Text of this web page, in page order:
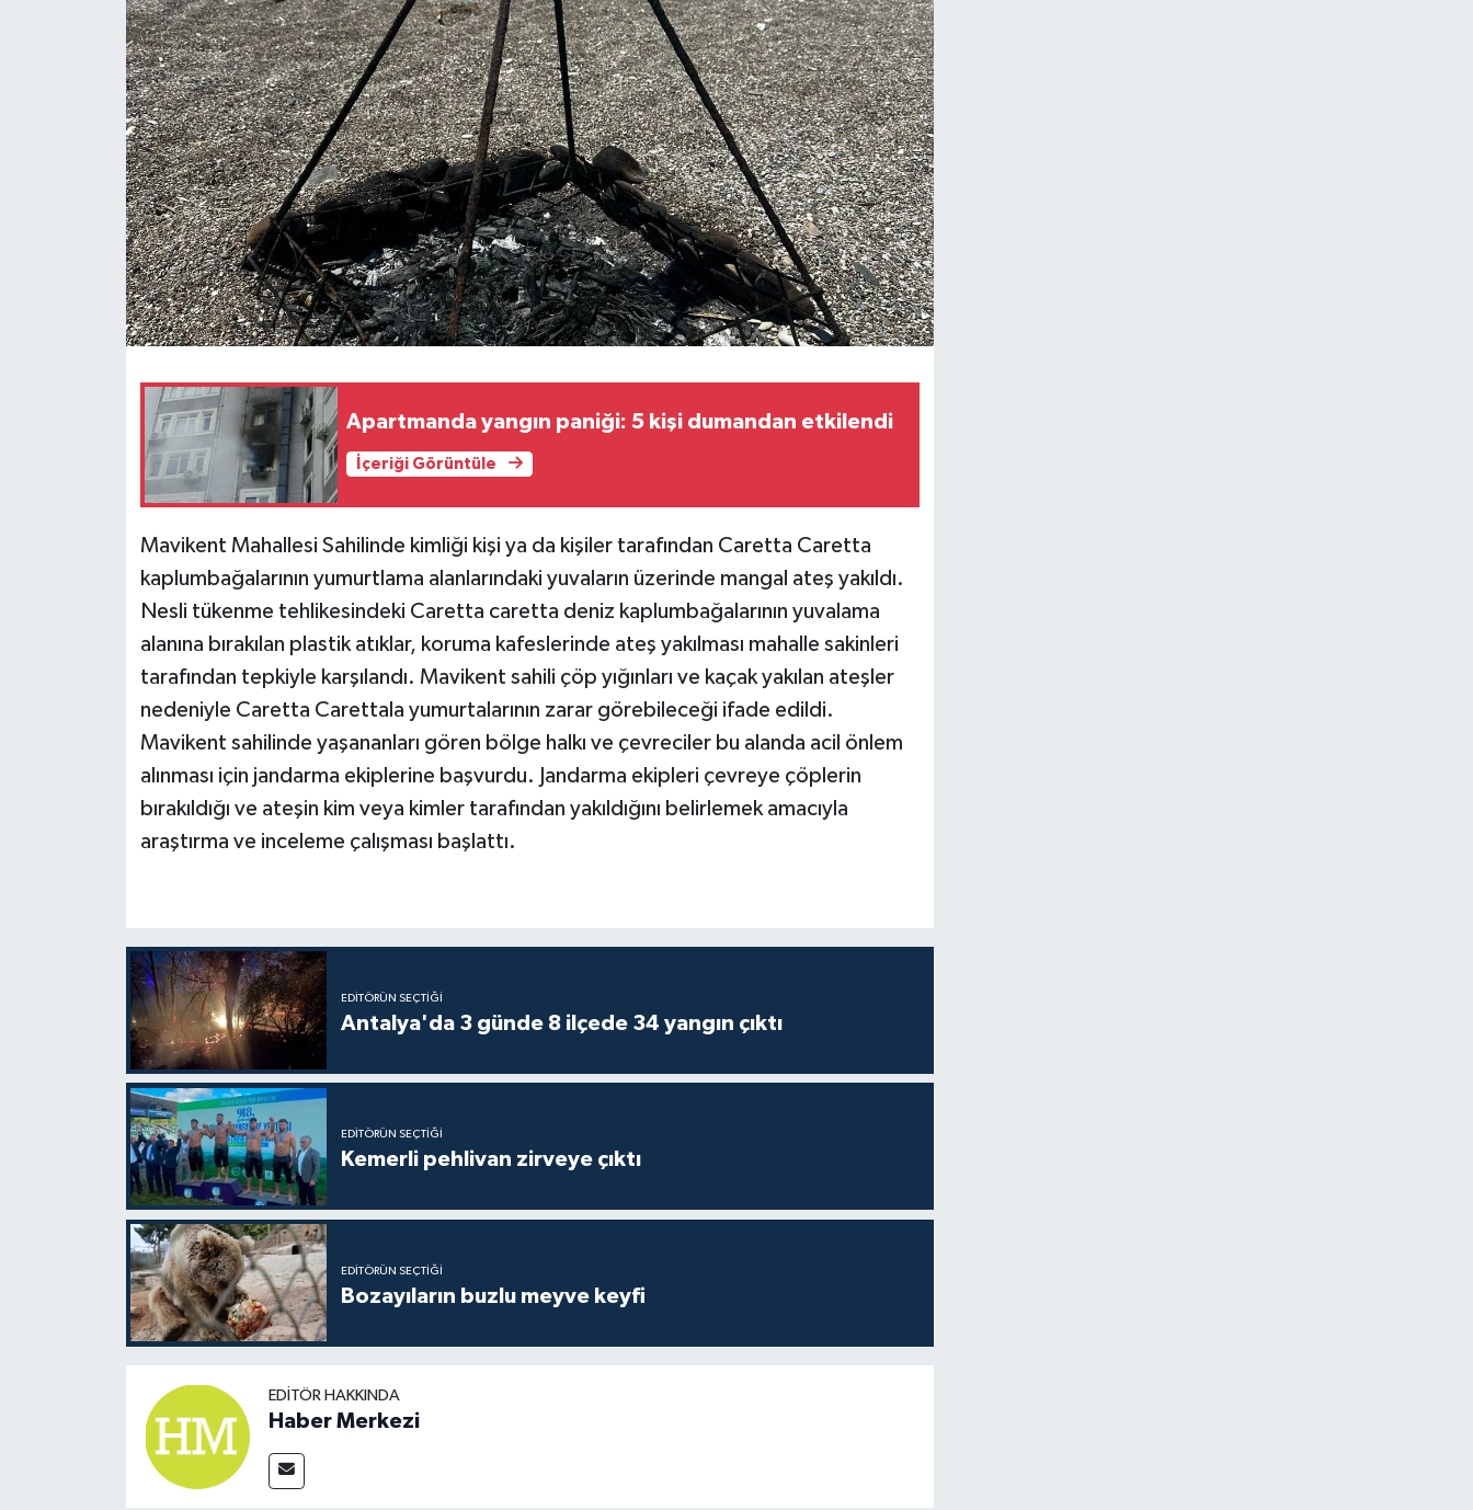
Apartmanda yangın paniği: 5 kişi dumandan etkilendi
İçeriği Görüntüle
Mavikent Mahallesi Sahilinde kimliği kişi ya da kişiler tarafından Caretta Caretta
kaplumbağalarının yumurtlama alanlarındaki yuvaların üzerinde mangal ateş yakıldı.
Nesli tükenme tehlikesindeki Caretta caretta deniz kaplumbağalarının yuvalama
alanına bırakılan plastik atıklar, koruma kafeslerinde ateş yakılması mahalle sakinleri
tarafından tepkiyle karşılandı. Mavikent sahili çöp yığınları ve kaçak yakılan ateşler
nedeniyle Caretta Carettala yumurtalarının zarar görebileceği ifade edildi.
Mavikent sahilinde yaşananları gören bölge halkı ve çevreciler bu alanda acil önlem
alınması için jandarma ekiplerine başvurdu. Jandarma ekipleri çevreye çöplerin
bırakıldığı ve ateşin kim veya kimler tarafından yakıldığını belirlemek amacıyla
araştırma ve inceleme çalışması başlattı.
EDITÖRÜN SEÇTIĞI
Antalya'da 3 günde 8 ilçede 34 yangın çıktı
EDITÖRÜN SEÇTIĞI
Kemerli pehlivan zirveye çıktı
EDITÖRÜN SEÇTIĞI
Bozayıların buzlu meyve keyfi
EDITÖR HAKKINDA
Haber Merkezi
Haberler
KANALV Spor
Kültür Sanat
Magazin
Öğle Bülteni
Sosyal medya
Teknoloji